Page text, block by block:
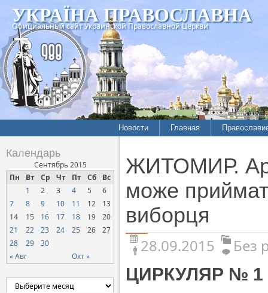
УКРАЇНА ПРАВОСЛАВНА
Официальный сайт Украинской Православной Церкви
Новости Главная
Календарь
Сентябрь 2015
Пн
Вт Ср Чт Пт Сб Вс
« Авг Окт »
1 2 3 4 5
6
7
8 9 10 11 12
13
14
15 16 17 18 19
20
21
22 23 24 25 26
27
28
29 30
ЖИТОМИР.
може
виборця
28.09.2015
Без
ЦИРКУЛЯР № 1